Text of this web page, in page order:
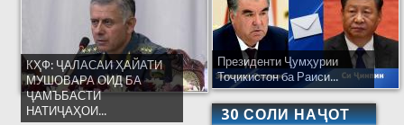
КҲФ: ҶАЛАСАИ ҲАЙАТИ
МУШОВАРА ОИД БА
ҶАМЪБАСТИ
НАТИҶАҲОИ...
Президенти Ҷумҳурии
Тоҷикистон ба Раиси...
30 СОЛИ НАҶОТ